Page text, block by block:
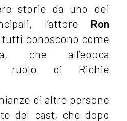
storie da uno dei
l’attore Ron
conoscono come
che all’epoca
ruolo di Richie
di altre persone
del cast, che dopo